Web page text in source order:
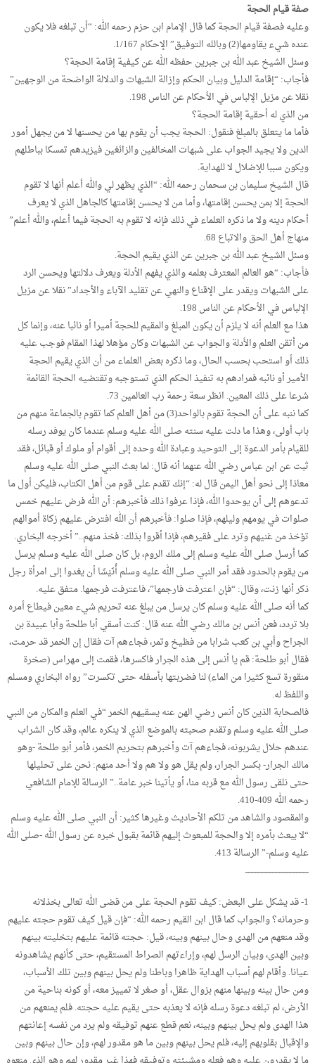
صفة قيام الحجة
وعليه فصفة قيام الحجة كما قال الإمام ابن حزم رحمه الله: “أن تبلغه فلا يكون
عنده شيء يقاومها(2) وبالله التوفيق” الإحكام 1/167.
وسئل الشيخ عبد الله بن جبرين حفظه الله عن كيفية إقامة الحجة؟
فأجاب: “إقامة الدليل وبيان الحكم وإزالة الشبهات والدلالة الواضحة من الوجهين”
نقلا عن مزيل الإلباس في الأحكام عن الناس 198.
من الذي له أحقية إقامة الحجة؟
فأما ما يتعلق بالمبلغ فنقول: الحجة يجب أن يقوم بها من يحسنها لا من يجهل أمور
الدين ولا يجيد الجواب على شبهات المخالفين والزائغين فيزيدهم تمسكا بباطلهم
ويكون سببا للإضلال لا للهداية.
قال الشيخ سليمان بن سحمان رحمه الله: “الذي يظهر لي والله أعلم أنها لا تقوم
الحجة إلا بمن يحسن إقامتها، وأما من لا يحسن إقامتها كالجاهل الذي لا يعرف
أحكام دينه ولا ما ذكره العلماء في ذلك فإنه لا تقوم به الحجة فيما أعلم، والله أعلم”
منهاج أهل الحق والاتباع 68.
وسئل الشيخ عبد الله بن جبرين عن الذي يقيم الحجة.
فأجاب: “هو العالم المعترف بعلمه والذي يفهم الأدلة ويعرف دلالتها ويحسن الرد
على الشبهات ويقدر على الإقناع والنهي عن تقليد الآباء والأجداد” نقلا عن مزيل
الإلباس في الأحكام عن الناس 198.
هذا مع العلم أنه لا يلزم أن يكون المبلغ والمقيم للحجة أميرا أو نائبا عنه، وإنما كل
من أتقن العلم والأدلة والجواب عن الشبهات وكان مؤهلا لهذا المقام فوجب عليه
ذلك أو استحب بحسب الحال، وما ذكره بعض العلماء من أن الذي يقيم الحجة
الأمير أو نائبه فمرادهم به تنفيذ الحكم الذي تستوجبه وتقتضيه الحجة القائمة
شرعا على ذلك المعين. انظر سعة رحمة رب العالمين 73.
كما ننبه على أن الحجة تقوم بالواحد(3) من أهل العلم كما تقوم بالجماعة منهم من
باب أولى، وهذا ما دلت عليه سنته صلى الله عليه وسلم عندما كان يوفد رسله
للقيام بأمر الدعوة إلى التوحيد وعبادة الله وحده إلى أقوام أو ملوك أو قبائل، فقد
ثبت عن ابن عباس رضي الله عنهما أنه قال: لما بعث النبي صلى الله عليه وسلم
معاذا إلى نحو أهل اليمن قال له: “إنك تقدم على قوم من أهل الكتاب، فليكن أول ما
تدعوهم إلى أن يوحدوا الله، فإذا عرفوا ذلك فأخبرهم: أن الله فرض عليهم خمس
صلوات في يومهم وليلهم، فإذا صلوا: فأخبرهم أن الله افترض عليهم زكاة أموالهم
تؤخذ من غنيهم وترد على فقيرهم، فإذا أقروا بذلك: فخذ منهم..” أخرجه البخاري.
كما أرسل صلى الله عليه وسلم إلى ملك الروم، بل كان صلى الله عليه وسلم يرسل
من يقوم بالحدود فقد أمر النبي صلى الله عليه وسلم أُنَيْسًا أن يغدوا إلى امرأة رجل
ذكر أنها زنت، وقال: “فإن اعترفت فارجمها”، فاعترفت فرجمها. متفق عليه.
كما أنه صلى الله عليه وسلم كان يرسل من يبلغ عنه تحريم شيء معين فيطاع أمره
بلا تردد، فعن أنس بن مالك رضي الله عنه قال: كنت أسقي أبا طلحة وأبا عبيدة بن
الجراح وأبي بن كعب شرابا من فظيخ وتمر، فجاءهم آت فقال إن الخمر قد حرمت،
فقال أبو طلحة: قم يا أنس إلى هذه الجرار فاكسرها، فقمت إلى مهراس (صخرة
منقورة تسع كثيرا من الماء) لنا فضربتها بأسفله حتى تكسرت” رواه البخاري ومسلم
واللفظ له.
فالصحابة الذين كان أنس رضي الهن عنه يسقيهم الخمر “في العلم والمكان من النبي
صلى الله عليه وسلم وتقدم صحبته بالموضع الذي لا ينكره عالم، وقد كان الشراب
عندهم حلال يشربونه، فجاءهم آت وأخبرهم بتحريم الخمر، فأمر أبو طلحة -وهو
مالك الجرار- بكسر الجرار، ولم يقل هو ولا هم ولا أحد منهم: نحن على تحليلها
حتى نلقى رسول الله مع قربه منا، أو يأتينا خبر عامة..” الرسالة للإمام الشافعي
رحمه الله 409-410.
والمقصود والشاهد من تلكم الأحاديث وغيرها كثير: أن النبي صلى الله عليه وسلم
“لا يبعث بأمره إلا والحجة للمبعوث إليهم قائمة بقبول خبره عن رسول الله -صلى الله
عليه وسلم-” الرسالة 413.
ـــــــــــــــــــــــــــــــــــــــــــــ
1- قد يشكل على البعض: كيف تقوم الحجة على من قضى الله تعالى بخذلانه
وحرمانه؟ والجواب كما قال ابن القيم رحمه الله: “فإن قيل كيف تقوم حجته عليهم
وقد منعهم من الهدى وحال بينهم وبينه، قيل: حجته قائمة عليهم بتخليته بينهم
وبين الهدى، وبيان الرسل لهم، وإراءتهم الصراط المستقيم، حتى كأنهم يشاهدونه
عيانا. وأقام لهم أسباب الهداية ظاهرا وباطنا ولم يحل بينهم وبين تلك الأسباب،
ومن حال بينه وبينها منهم بزوال عقل، أو صغر لا تمييز معه، أو كونه بناحية من
الأرض، لم تبلغه دعوة رسله فإنه لا يعذبه حتى يقيم عليه حجته. فلم يمنعهم من
هذا الهدى ولم يحل بينهم وبينه، نعم قطع عنهم توفيقه ولم يرد من نفسه إعانتهم
والإقبال بقلوبهم إليه، فلم يحل بينهم وبين ما هو مقدور لهم، وإن حال بينهم وبين